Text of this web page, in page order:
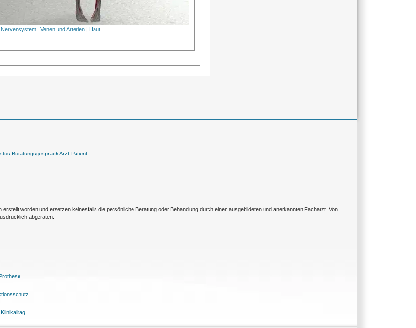
Nervensystem |Venen und Arterien Haut
Beratungsgespräch Arzt-Patient
worden und ersetzen keinesfalls die persönliche Beratung oder Behandlung durch einen ausgebildeten und anerkannten Facharzt. Von
abgeraten.